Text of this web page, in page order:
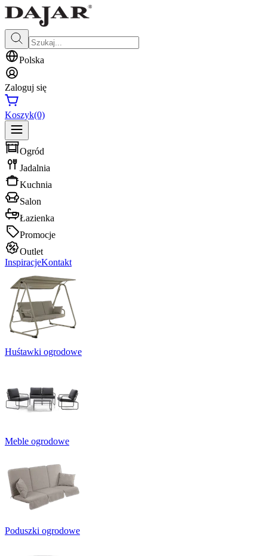
Polska
Zaloguj się
Koszyk(0)
Ogród
Jadalnia
Kuchnia
Salon
Łazienka
Promocje
Outlet
InspiracjeKontakt
Huśtawki ogrodowe
Meble ogrodowe
Poduszki ogrodowe